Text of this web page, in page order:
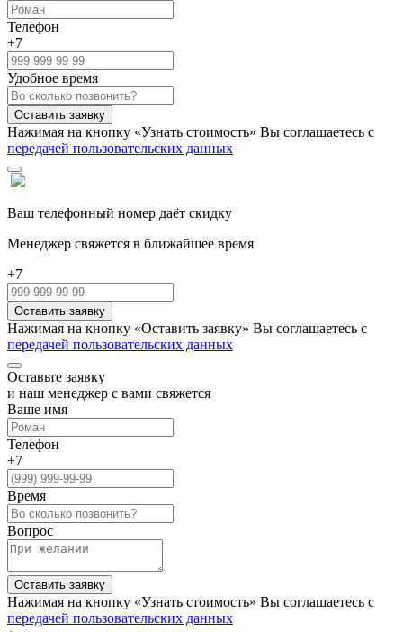
Телефон
+7
Удобное время
Нажимая на кнопку «Узнать стоимость» Вы соглашаетесь с
передачей пользовательских данных
Ваш телефонный номер даёт скидку
Менеджер свяжется в ближайшее время
+7
Нажимая на кнопку «Оставить заявку» Вы соглашаетесь с
передачей пользовательских данных
Оставьте заявку
и наш менеджер с вами свяжется
Ваше имя
Телефон
+7
Время
Вопрос
Нажимая на кнопку «Узнать стоимость» Вы соглашаетесь с
передачей пользовательских данных